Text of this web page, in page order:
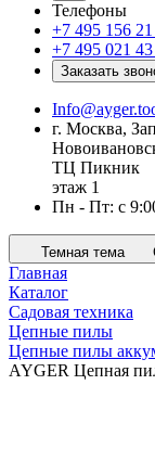
Телефоны
+7 495 156
+7 495 021 43
Заказать
г. Москва,
ТЦ Пикник
этаж 1
Пн - Пт: с
Темная тема
Главная
Каталог
Садовая техника
Цепные пилы
Цепные пилы
AYGER Цепная